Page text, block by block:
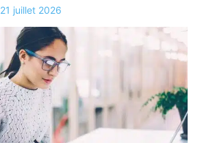
21 juillet 2026